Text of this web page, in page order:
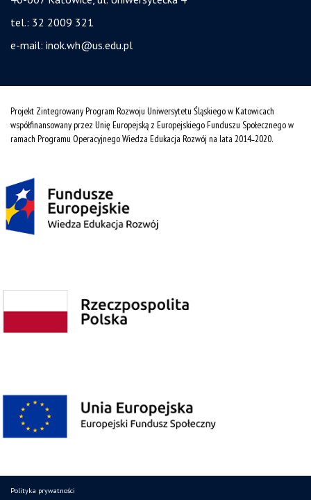
tel.: 32 2009 321
e-mail: inok.wh@us.edu.pl
Projekt Zintegrowany Program Rozwoju Uniwersytetu Śląskiego w Katowicach
współfinansowany przez Unię Europejską z Europejskiego Funduszu Społecznego w
ramach Programu Operacyjnego Wiedza Edukacja Rozwój na lata 2014˗2020.
Polityka prywatności